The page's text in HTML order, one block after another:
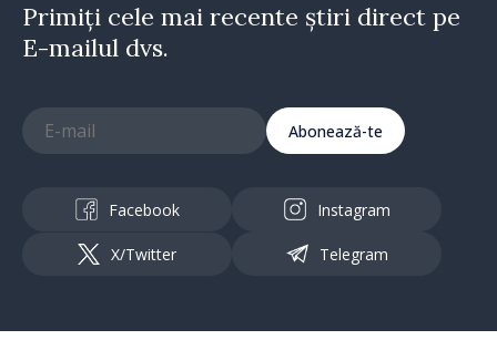
Primiți cele mai recente știri direct pe
E-mailul dvs.
Abonează-te
Facebook Instagram
X/Twitter Telegram